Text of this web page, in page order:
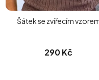
Šátek se zvířecím
290 Kč